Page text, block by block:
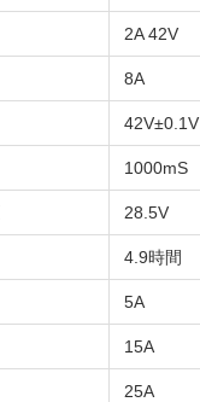
2A 42V
8A
42V±0.1V
1000mS
28.5V
4.9時間
5A
15A
25A